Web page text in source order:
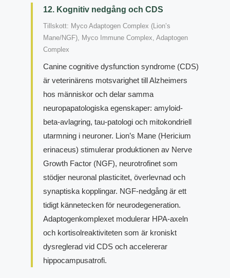
12. Kognitiv nedgång och CDS
Tillskott: Myco Adaptogen Complex (Lion’s
Mane/NGF), Myco Immune Complex, Adaptogen
Complex
Canine cognitive dysfunction syndrome (CDS)
är veterinärens motsvarighet till Alzheimers
hos människor och delar samma
neuropapatologiska egenskaper: amyloid-
beta-avlagring, tau-patologi och mitokondriell
utarmning i neuroner. Lion’s Mane (Hericium
erinaceus) stimulerar produktionen av Nerve
Growth Factor (NGF), neurotrofinet som
stödjer neuronal plasticitet, överlevnad och
synaptiska kopplingar. NGF-nedgång är ett
tidigt kännetecken för neurodegeneration.
Adaptogenkomplexet modulerar HPA-axeln
och kortisolreaktiviteten som är kroniskt
dysreglerad vid CDS och accelererar
hippocampusatrofi.